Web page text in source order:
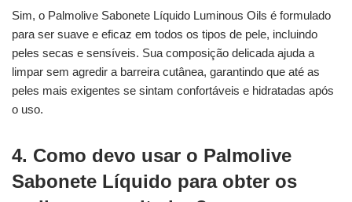
Sim, o Palmolive Sabonete Líquido Luminous Oils é formulado
para ser suave e eficaz em todos os tipos de pele, incluindo
peles secas e sensíveis. Sua composição delicada ajuda a
limpar sem agredir a barreira cutânea, garantindo que até as
peles mais exigentes se sintam confortáveis e hidratadas após
o uso.
4. Como devo usar o Palmolive
Sabonete Líquido para obter os